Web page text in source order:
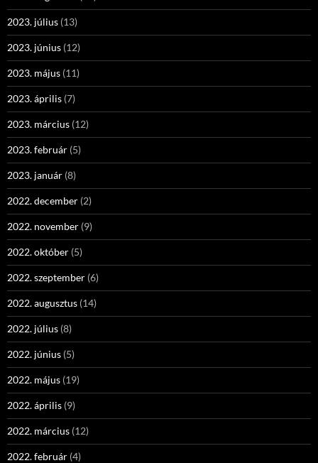
2023. július (13)
2023. június (12)
2023. május (11)
2023. április (7)
2023. március (12)
2023. február (5)
2023. január (8)
2022. december (2)
2022. november (9)
2022. október (5)
2022. szeptember (6)
2022. augusztus (14)
2022. július (8)
2022. június (5)
2022. május (19)
2022. április (9)
2022. március (12)
2022. február (4)